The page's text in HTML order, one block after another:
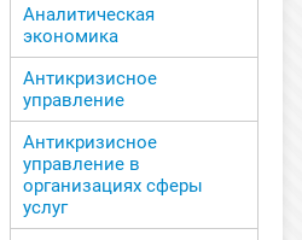
Аналитическая
экономика
Антикризисное
управление
Антикризисное
управление в
организациях сферы
услуг